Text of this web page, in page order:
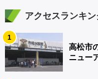
アクセスランキン
1
高松市
ニュー